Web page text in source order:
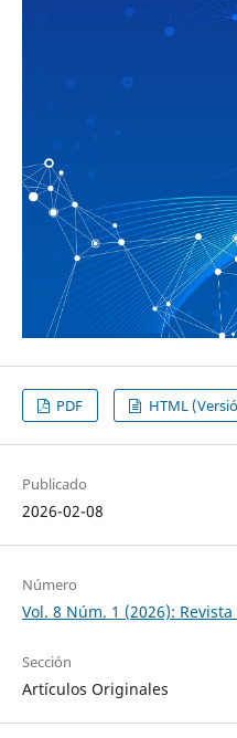
PDF HTML
Publicado
2026-02-08
Número
Vol. 8 Núm. 1 (2026):
Sección
Artículos Originales